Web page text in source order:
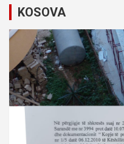
i
g
t
i
KOSOVA